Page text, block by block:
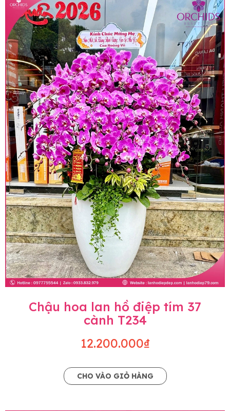
Chậu hoa lan hồ điệp tím 37
cành T234
12.200.000₫
CHO VÀO GIỎ HÀNG